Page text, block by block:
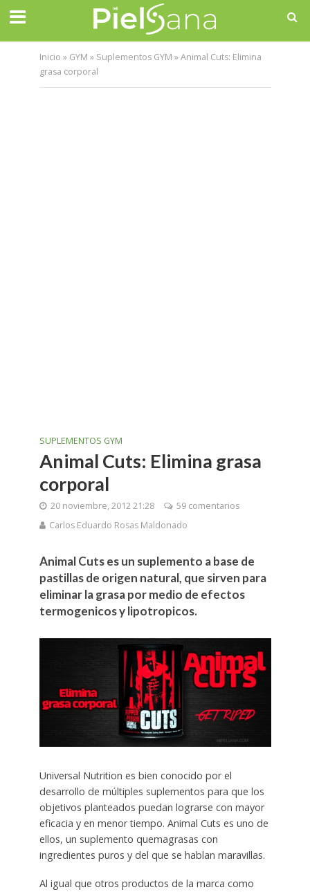
Inicio » GYM » Suplementos GYM »Animal Cuts: Elimina
grasa corporal
SUPLEMENTOS GYM
Animal Cuts: Elimina grasa
corporal
20 noviembre, 2012 21:28
59 comentarios
Carlos Eduardo Rosas Maldonado
Animal Cuts es un suplemento a base de
pastillas de origen natural, que sirven para
eliminar la grasa por medio de efectos
termogenicos y lipotropicos.
Universal Nutrition es bien conocido por el
desarrollo de múltiples suplementos para que los
objetivos planteados puedan lograrse con mayor
eficacia y en menor tiempo. Animal Cuts es uno de
ellos, un suplemento quemagrasas con
ingredientes puros y del que se hablan maravillas.
Al igual que otros productos de la marca como